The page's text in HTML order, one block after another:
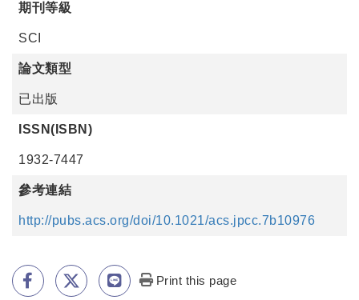
期刊等級
SCI
論文類型
已出版
ISSN(ISBN)
1932-7447
參考連結
http://pubs.acs.org/doi/10.1021/acs.jpcc.7b10976
Print this page